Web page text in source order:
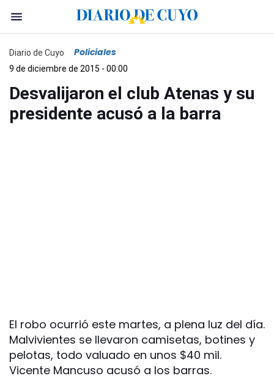
Diario de Cuyo Policiales
9 de diciembre de 2015 - 00:00
Desvalijaron el club Atenas y su
presidente acusó a la barra
El robo ocurrió este martes, a plena luz del día.
Malvivientes se llevaron camisetas, botines y
pelotas, todo valuado en unos $40 mil.
Vicente Mancuso acusó a los barras.